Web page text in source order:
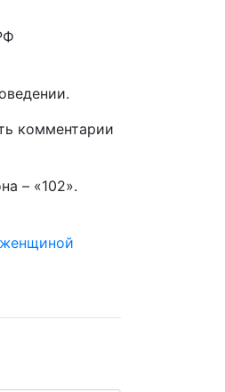
комментарии
– «102».